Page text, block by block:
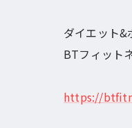
ダイエット&
BTフィット
https://